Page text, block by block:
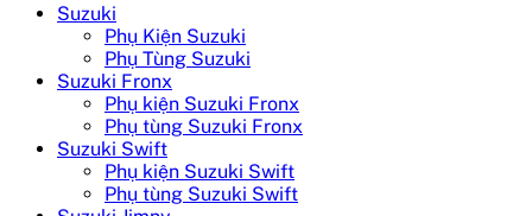
Suzuki
Phụ Kiện Suzuki
Phụ Tùng Suzuki
Suzuki Fronx
Phụ kiện Suzuki Fronx
Phụ tùng Suzuki Fronx
Suzuki Swift
Phụ kiện Suzuki Swift
Phụ tùng Suzuki Swift